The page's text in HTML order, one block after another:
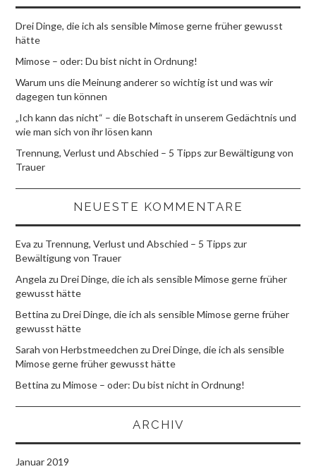
Drei Dinge, die ich als sensible Mimose gerne früher gewusst
hätte
Mimose – oder: Du bist nicht in Ordnung!
Warum uns die Meinung anderer so wichtig ist und was wir
dagegen tun können
„Ich kann das nicht“ – die Botschaft in unserem Gedächtnis und
wie man sich von ihr lösen kann
Trennung, Verlust und Abschied – 5 Tipps zur Bewältigung von
Trauer
NEUESTE KOMMENTARE
Eva zu Trennung, Verlust und Abschied – 5 Tipps zur
Bewältigung von Trauer
Angela zuDrei Dinge, die ich als sensible Mimose gerne früher
gewusst hätte
Bettina zuDrei Dinge, die ich als sensible Mimose gerne früher
gewusst hätte
Sarah von Herbstmeedchen zuDrei Dinge, die ich als sensible
Mimose gerne früher gewusst hätte
Bettina zuMimose – oder: Du bist nicht in Ordnung!
ARCHIV
Januar 2019